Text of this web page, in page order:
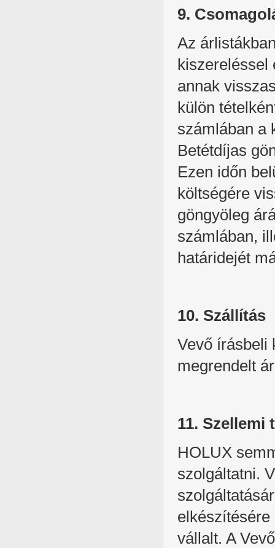
9.
Az
kiszereléssel
annak
külön
számlában a
Betétdíjas
Ezen időn
költségére
göngyöleg
számlában,
határidejét
10. Szállítás
Vevő írásbeli
megrendelt
11. Szellemi
HOLUX
szolgáltatni.
elkészítésére
vállalt. A